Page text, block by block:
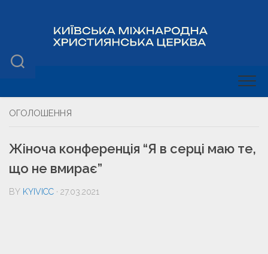
ОГОЛОШЕННЯ
Жіноча конференція “Я в серці маю те,
що не вмирає”
BY KYIVICC · 27.03.2021